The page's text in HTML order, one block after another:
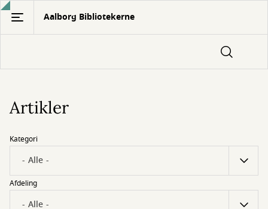
Gå
hovedindhold
Aalborg Bibliotekerne
Artikler
Kategori
Afdeling